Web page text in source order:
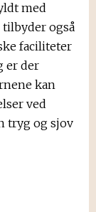
med
også
faciliteter
er der
kan
ved
tryg og sjov